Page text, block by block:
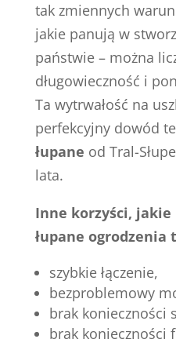
tak zmiennych
jakie panują w
państwie – można
długowieczność i
Ta wytrwałość na
perfekcyjny dowód
łupane od Tral-
lata.
Inne korzyści, jakie
łupane ogrodzenia
szybkie łączenie,
bezproblemowy
brak konieczności
brak konieczności